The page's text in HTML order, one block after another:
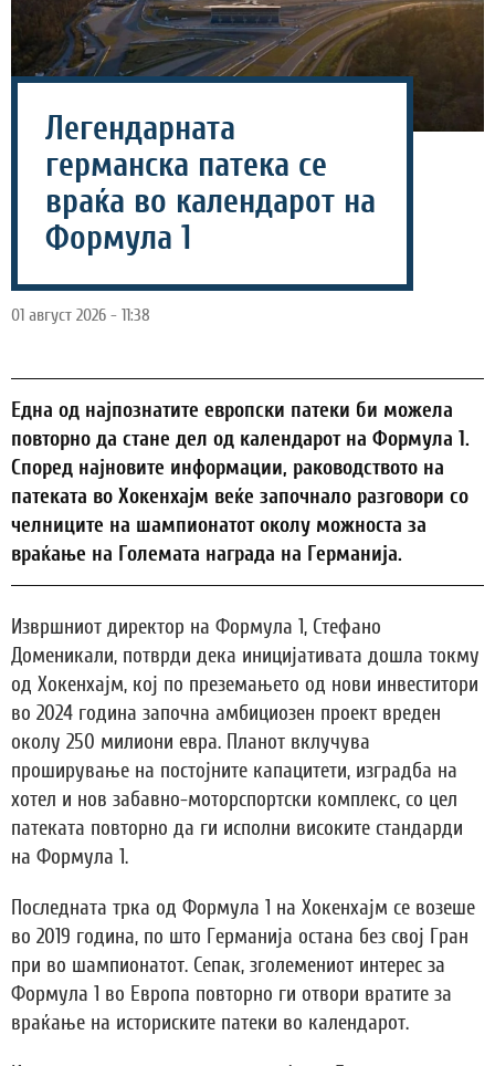
Легендарната
германска патека се
враќа во календарот на
Формула 1
01 август 2026 - 11:38
Една од најпознатите европски патеки би можела
повторно да стане дел од календарот на Формула 1.
Според најновите информации, раководството на
патеката во Хокенхајм веќе започнало разговори со
челниците на шампионатот околу можноста за
враќање на Големата награда на Германија.
Извршниот директор на Формула 1, Стефано
Доменикали, потврди дека иницијативата дошла токму
од Хокенхајм, кој по преземањето од нови инвеститори
во 2024 година започна амбициозен проект вреден
околу 250 милиони евра. Планот вклучува
проширување на постојните капацитети, изградба на
хотел и нов забавно-моторспортски комплекс, со цел
патеката повторно да ги исполни високите стандарди
на Формула 1.
Последната трка од Формула 1 на Хокенхајм се возеше
во 2019 година, по што Германија остана без свој Гран
при во шампионатот. Сепак, зголемениот интерес за
Формула 1 во Европа повторно ги отвори вратите за
враќање на историските патеки во календарот.